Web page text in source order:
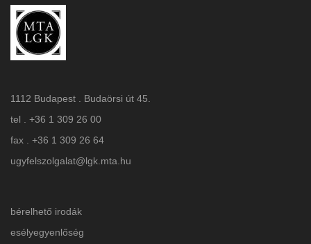
1112 Budapest . Budaörsi út 45.
tel . +36 1 309 26 00
fax . +36 1 309 26 64
ugyfelszolgalat@lgk.mta.hu
bérelhető irodák
esélyegyenlőség